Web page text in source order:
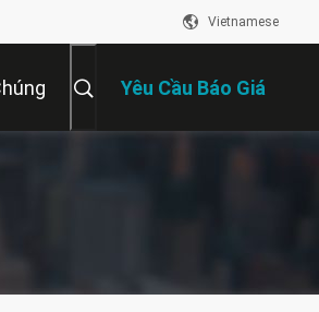
Vietnamese
Yêu Cầu Báo Giá